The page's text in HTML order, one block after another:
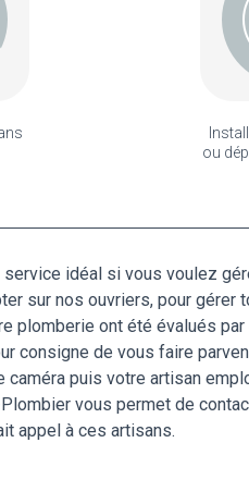
ou
idéal si vous voulez
sur nos ouvriers, pour
plomberie ont été évalués
consigne de vous faire
caméra puis votre artisan
vous permet de
appel à ces artisans.